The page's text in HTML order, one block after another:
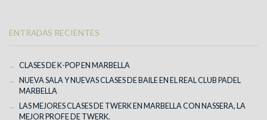
ENTRADAS RECIENTES
CLASES DE K-POP EN MARBELLA
NUEVA SALA Y NUEVAS CLASES DE BAILE EN EL REAL CLUB PADEL
MARBELLA
LAS MEJORES CLASES DE TWERK EN MARBELLA CON NASSERA, LA
MEJOR PROFE DE TWERK.